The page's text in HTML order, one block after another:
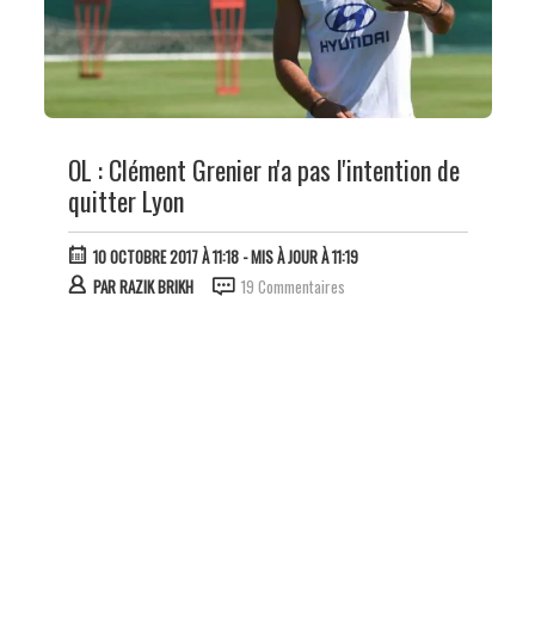
OL : Clément Grenier n'a pas l'intention de
quitter Lyon
10 OCTOBRE 2017 À 11:18- MIS À JOUR À 11:19
PARRAZIK BRIKH 19 Commentaires